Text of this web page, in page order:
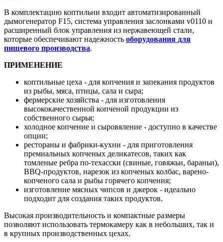
В комплектацию коптильни входит автоматизированный
дымогенератор F15, система управления заслонками v0110 и
расширенный блок управления из нержавеющей стали,
которые обеспечивают надежность оборудования для
пищевого производства.
ПРИМЕНЕНИЕ
коптильные цеха - для копчения и запекания продуктов
из рыбы, мяса, птицы, сала и сыра;
фермерские хозяйства - для изготовления
высококачественной копченой продукции из
собственного сырья;
холодное копчение и сыровяление - доступно в качестве
опции;
рестораны и фабрики-кухни - для приготовления
премиальных копченых деликатесов, таких как
томленые ребра по-техасски (свиные, говяжьи, бараньи),
BBQ-продуктов, нарезок из копченых колбас, варено-
копченого сала и рыбы горячего копчения;
изготовление мясных чипсов и джерок - идеально
подходит для создания таких продуктов.
Высокая производительность и компактные размеры
позволяют использовать термокамеру как в небольших, так и
в крупных производственных цехах.